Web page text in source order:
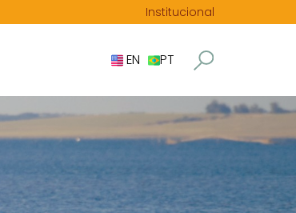
Institucional
EN PT